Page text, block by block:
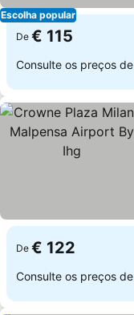
Escolha popular
De € 115
Consulte os preços de
De € 122
Consulte os preços de